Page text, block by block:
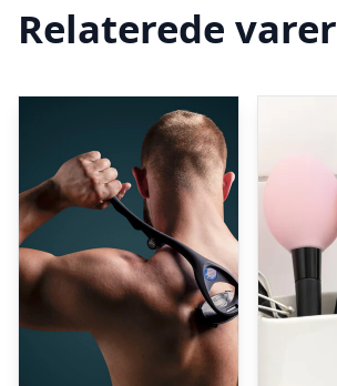
Relaterede varer